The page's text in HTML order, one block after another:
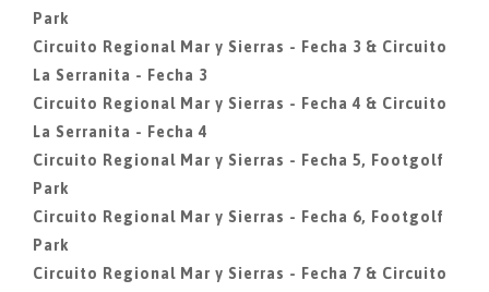
Park
Circuito Regional Mar y Sierras - Fecha 3 & Circuito
La Serranita - Fecha 3
Circuito Regional Mar y Sierras - Fecha 4 & Circuito
La Serranita - Fecha 4
Circuito Regional Mar y Sierras - Fecha 5, Footgolf
Park
Circuito Regional Mar y Sierras - Fecha 6, Footgolf
Park
Circuito Regional Mar y Sierras - Fecha 7 & Circuito